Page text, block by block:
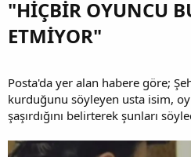
"HİÇBİR OYUNCU
ETMİYOR"​
Posta'da yer alan habere göre;
kurduğunu söyleyen usta isim,
şaşırdığını belirterek şunları